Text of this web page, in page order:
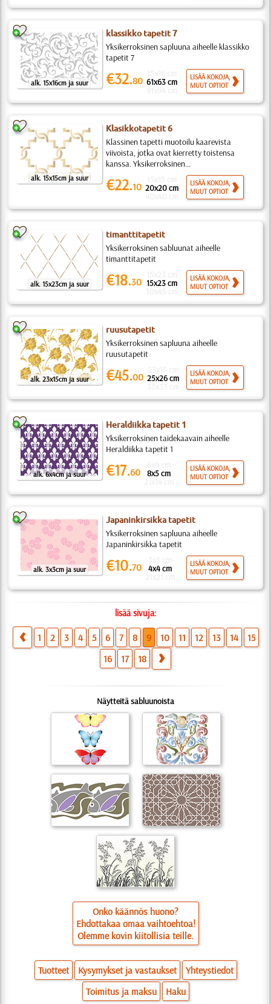
alk. 15x16cm ja suur
klassikko tapetit 7
Yksikerroksinen sapluuna aiheelle klassikko
tapetit 7
€32.80 61x63 cm
LISÄÄ KOKOJA,
MUUT OPTIOT
alk. 15x15cm ja suur
Klasikkotapetit 6
Klassinen tapetti muotoilu kaarevista
viivoista, jotka ovat kierretty toistensa
kanssa. Yksikerroksinen...
€22.10 20x20 cm
LISÄÄ KOKOJA,
MUUT OPTIOT
alk. 15x23cm ja suur
timanttitapetit
Yksikerroksinen sabluunat aiheelle
timanttitapetit
€18.30 15x23 cm
LISÄÄ KOKOJA,
MUUT OPTIOT
alk. 23x15cm ja suur
ruusutapetit
Yksikerroksinen sapluuna aiheelle
ruusutapetit
€45.00 25x26 cm
LISÄÄ KOKOJA,
MUUT OPTIOT
alk. 6x4cm ja suur
Heraldiikka tapetit 1
Yksikerroksinen taidekaavain aiheelle
Heraldiikka tapetit 1
€17.60 8x5 cm
LISÄÄ KOKOJA,
MUUT OPTIOT
alk. 3x3cm ja suur
Japaninkirsikka tapetit
Yksikerroksinen sapluuna aiheelle
Japaninkirsikka tapetit
€10.70 4x4 cm
LISÄÄ KOKOJA,
MUUT OPTIOT
lisää sivuja:
1 2 3 4 5 6 7 8 9 10 11 12 13 14
15
16
17 18
Näytteitä sabluunoista
Onko käännös huono?
Ehdottakaa omaa vaihtoehtoa!
Olemme kovin kiitollisia teille.
Tuotteet Kysymykset ja vastaukset
Yhteystiedot
Toimitus ja maksu
Haku